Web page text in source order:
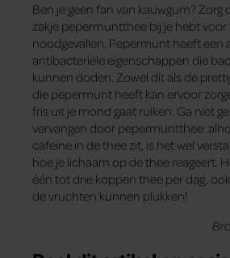
Ben je geen fan van kauwgum? Zorg
zakje pepermuntthee bij je hebt voor
noodgevallen. Pepermunt heeft een
antibacteriële eigenschappen die
kunnen doden. Zowel dit als de
die pepermunt heeft kan ervoor
fris uit je mond gaat ruiken. Ga niet
vervangen door pepermuntthee:
cafeïne in de thee zit, is het wel
hoe je lichaam op de thee reageert.
één tot drie koppen thee per dag,
de vruchten kunnen plukken!